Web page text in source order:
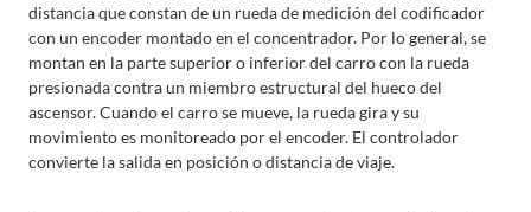
distancia que constan de un rueda de medición del codificador
con un encoder montado en el concentrador. Por lo general, se
montan en la parte superior o inferior del carro con la rueda
presionada contra un miembro estructural del hueco del
ascensor. Cuando el carro se mueve, la rueda gira y su
movimiento es monitoreado por el encoder. El controlador
convierte la salida en posición o distancia de viaje.